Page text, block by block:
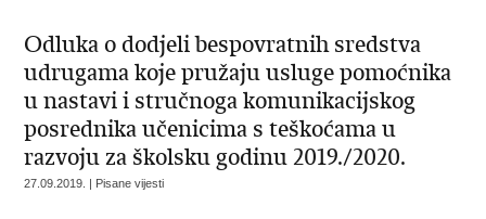
Odluka o dodjeli bespovratnih sredstva
udrugama koje pružaju usluge pomoćnika
u nastavi i stručnoga komunikacijskog
posrednika učenicima s teškoćama u
razvoju za školsku godinu 2019./2020.
27.09.2019. | Pisane vijesti